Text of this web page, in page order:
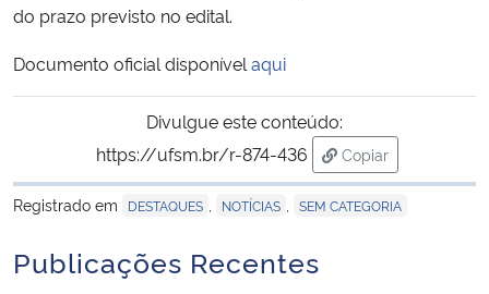
Secretaria de Governo
Advocacia-Geral da União
Banco Central do Brasil
Planalto
do prazo previsto no edital.
Documento oficial disponível aqui
Divulgue este conteúdo:
https://ufsm.br/r-874-436
Copiar
para área de
Registrado em
DESTAQUES NOTÍCIAS SEM CATEGORIA
Publicações Recentes